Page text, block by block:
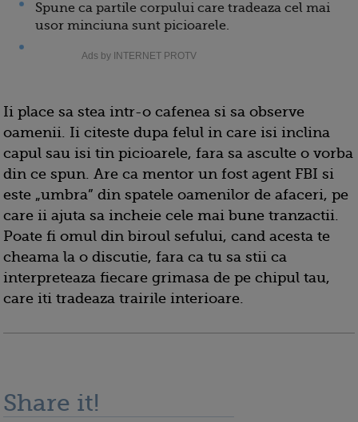
Spune ca partile corpului care tradeaza cel mai
usor minciuna sunt picioarele.
Ads by INTERNET PROTV
Ii place sa stea intr-o cafenea si sa observe
oamenii. Ii citeste dupa felul in care isi inclina
capul sau isi tin picioarele, fara sa asculte o vorba
din ce spun. Are ca mentor un fost agent FBI si
este „umbra” din spatele oamenilor de afaceri, pe
care ii ajuta sa incheie cele mai bune tranzactii.
Poate fi omul din biroul sefului, cand acesta te
cheama la o discutie, fara ca tu sa stii ca
interpreteaza fiecare grimasa de pe chipul tau,
care iti tradeaza trairile interioare.
Share it!